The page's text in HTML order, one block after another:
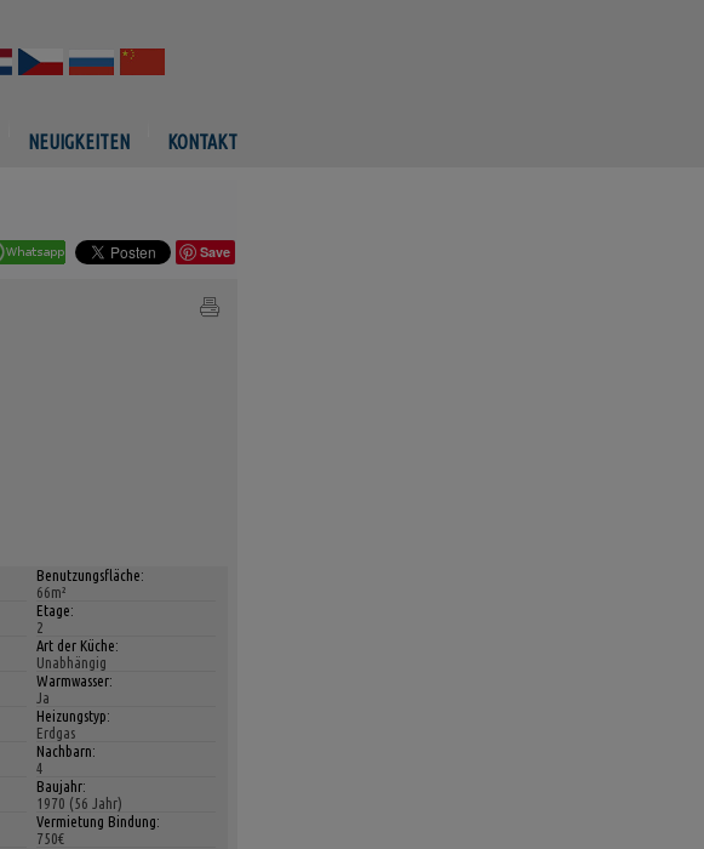
NEUIGKEITEN KONTAKT
Save
Benutzungsfläche:
66m²
Etage:
2
Art der Küche:
Unabhängig
Warmwasser:
Ja
Heizungstyp:
Erdgas
Nachbarn:
4
Baujahr:
1970 (56 Jahr)
Vermietung Bindung:
750€